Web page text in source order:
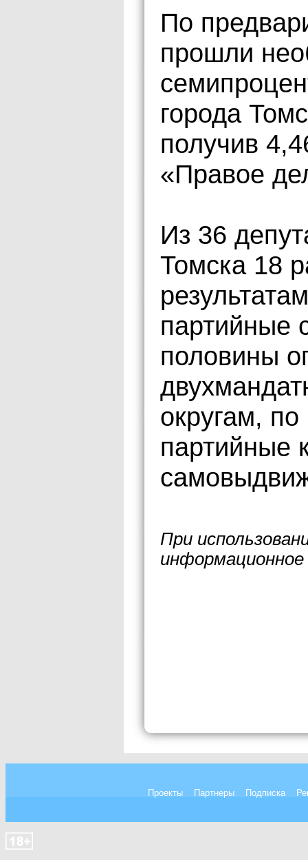
По
прошли
города
получив
«Правое
Из 36
Томска 18
партийные
половины
округам,
партийные
При
Проекты Партнеры Подписка